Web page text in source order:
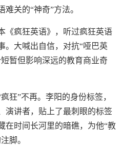
关的“神奇”方法。
《疯狂英语》，听过疯狂英语
。大喊出自信，对抗“哑巴英
暂但影响深远的教育商业奇
狂”不再。李阳的身份标签，
演讲者，贴上了最刺眼的标签
时间长河里的暗礁，为他“教
脚。